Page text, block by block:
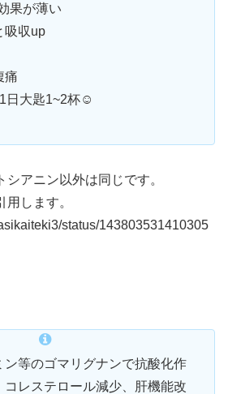
果が薄い
吸収up
痛
日大匙1~2杯☺️
アニン以外は同じです。
します。
status/143803531410305
ン等のゴマリグナンで抗酸化作
コレステロール減少、肝機能改